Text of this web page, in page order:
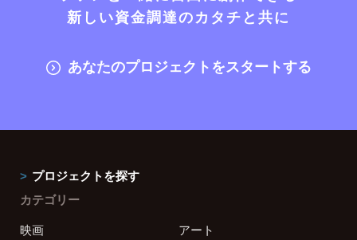
新しい資金調達のカタチと共に
あなたのプロジェクトをスタートする
プロジェクトを探す
カテゴリー
映画
アート